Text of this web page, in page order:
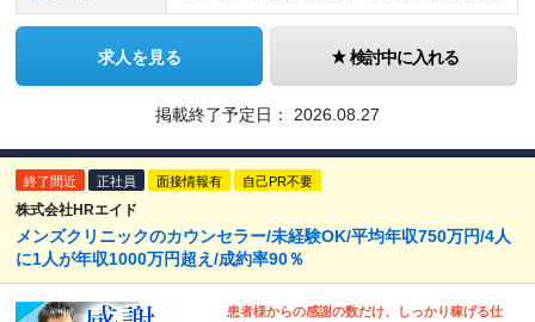
求人を見る 検討中に入れる
掲載終了予定日： 2026.08.27
終了間近 正社員 面接情報有 自己PR不要
株式会社HRエイド
メンズクリニックのカウンセラー/未経験OK/平均年収750万円/4人
に1人が年収1000万円超え/成約率90％
患者様からの感謝の数だけ、しっかり稼げる仕